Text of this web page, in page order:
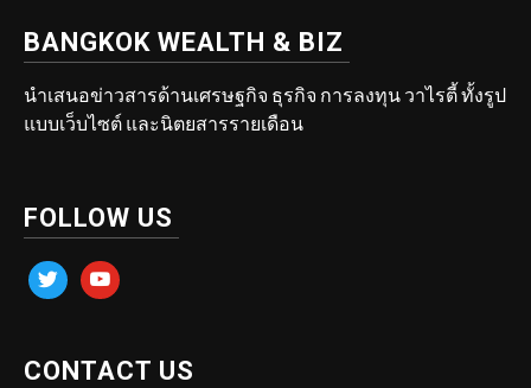
BANGKOK WEALTH & BIZ
นำเสนอข่าวสารด้านเศรษฐกิจ ธุรกิจ การลงทุน วาไรตี้ ทั้งรูป
แบบเว็บไซต์ และนิตยสารรายเดือน
FOLLOW US
twitter youtube
CONTACT US